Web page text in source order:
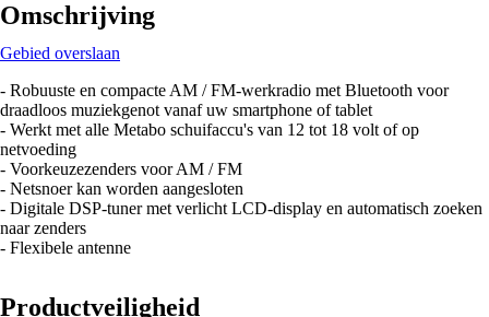
Omschrijving
Gebied overslaan
- Robuuste en compacte AM / FM-werkradio met Bluetooth voor
draadloos muziekgenot vanaf uw smartphone of tablet
- Werkt met alle Metabo schuifaccu's van 12 tot 18 volt of op
netvoeding
- Voorkeuzezenders voor AM / FM
- Netsnoer kan worden aangesloten
- Digitale DSP-tuner met verlicht LCD-display en automatisch zoeken
naar zenders
- Flexibele antenne
Productveiligheid